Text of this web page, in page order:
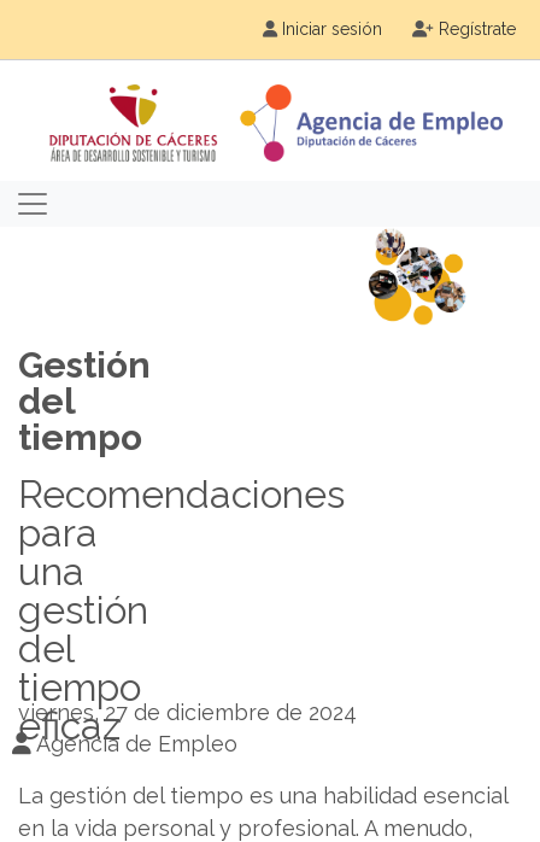
Iniciar sesión Regístrate
Gestión
del
tiempo
Recomendaciones
para
una
gestión
del
tiempo
eficaz
viernes, 27 de diciembre de 2024
Agencia de Empleo
La gestión del tiempo es una habilidad esencial
en la vida personal y profesional. A menudo,